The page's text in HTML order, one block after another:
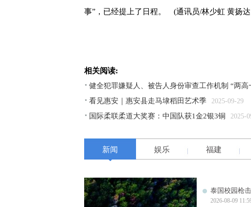
事”，已经提上了日程。 (通讯员/林少虹 黄扬
相关阅读:
健全犯罪嫌疑人、被告人身份审查工作机制 “两高
看见惠安｜惠安县走马埭稻田艺术季 2025-09-29
国际柔联柔道大奖赛：中国队获1金2银3铜 2025-
新闻 娱乐 福建
泰国校园枪
2026-08-09